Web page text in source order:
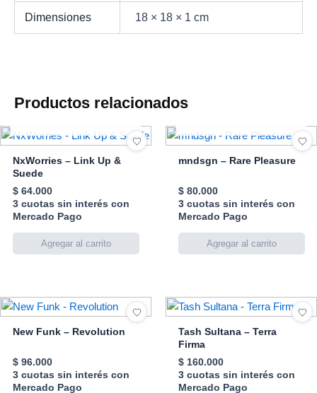
Dimensiones 18 × 18 × 1 cm
Productos relacionados
NxWorries – Link Up &
Suede
$64.000
3 cuotas sin interés con
Mercado Pago
mndsgn – Rare Pleasure
$80.000
3 cuotas sin interés con
Mercado Pago
New Funk – Revolution
$96.000
3 cuotas sin interés con
Mercado Pago
Tash Sultana – Terra
Firma
$160.000
3 cuotas sin interés con
Mercado Pago